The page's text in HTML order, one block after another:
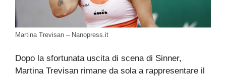
Martina Trevisan – Nanopress.it
Dopo la sfortunata uscita di scena di Sinner,
Martina Trevisan rimane da sola a rappresentare il